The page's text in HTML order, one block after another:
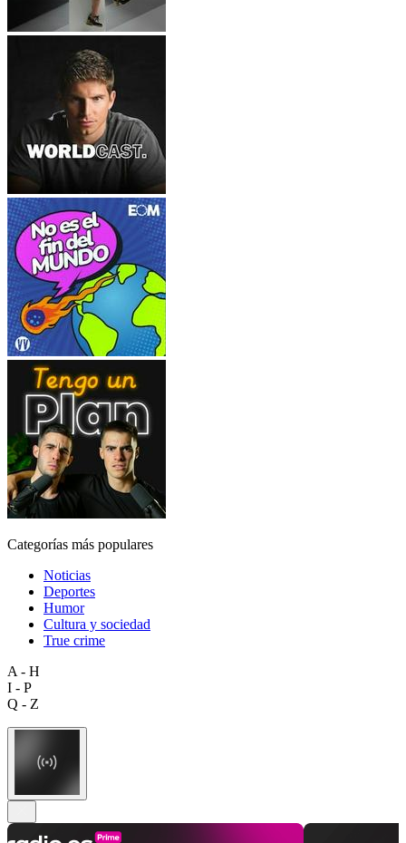
Categorías más populares
Noticias
Deportes
Humor
Cultura y sociedad
True crime
A - H
I - P
Q - Z